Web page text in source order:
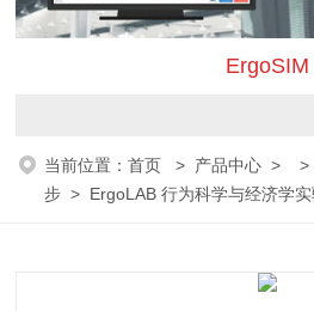
ErgoSIM
当前位置：首页 > 产品中心 > >
步 > ErgoLAB 行为科学与经济学实